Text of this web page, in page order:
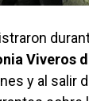
Viveros
y al salir